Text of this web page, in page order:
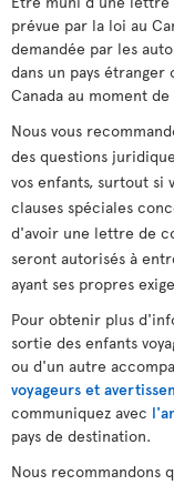
prévue par la loi au
demandée par les
dans un pays
Canada au moment
Nous vous
des questions
vos enfants, surtout
clauses spéciales
d'avoir une lettre de
seront autorisés à
ayant ses propres
Pour obtenir plus
sortie des enfants
ou d'un autre
voyageurs et
communiquez avec
pays de destination.
Nous recommandons